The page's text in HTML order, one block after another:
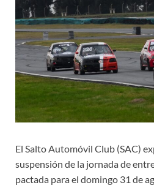
El Salto Automóvil Club (SAC)
suspensión de la jornada de
pactada para el domingo 31 de